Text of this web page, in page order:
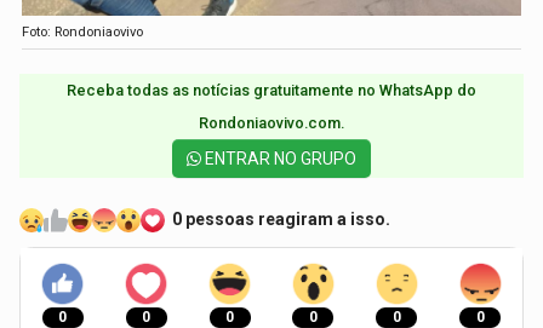
Foto: Rondoniaovivo
Receba todas as notícias gratuitamente no WhatsApp do
Rondoniaovivo.com.​
ENTRAR NO GRUPO
0 pessoas reagiram a isso.
0 0 0 0 0 0